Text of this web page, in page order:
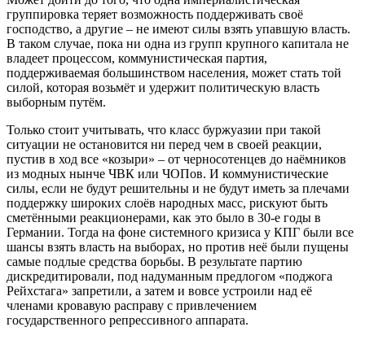
группировка теряет возможность поддерживать своё
господство, а другие – не имеют силы взять упавшую власть.
В таком случае, пока ни одна из групп крупного капитала не
владеет процессом, коммунистическая партия,
поддерживаемая большинством населения, может стать той
силой, которая возьмёт и удержит политическую власть
выборным путём.
Только стоит учитывать, что класс буржуазии при такой
ситуации не остановится ни перед чем в своей реакции,
пустив в ход все «козыри» – от черносотенцев до наёмников
из модных нынче ЧВК или ЧОПов. И коммунистические
силы, если не будут решительны и не будут иметь за плечами
поддержку широких слоёв народных масс, рискуют быть
сметёнными реакционерами, как это было в 30-е годы в
Германии. Тогда на фоне системного кризиса у КПГ были все
шансы взять власть на выборах, но против неё были пущены
самые подлые средства борьбы. В результате партию
дискредитировали, под надуманным предлогом «поджога
Рейхстага» запретили, а затем и вовсе устроили над её
членами кровавую расправу с привлечением
государственного репрессивного аппарата.